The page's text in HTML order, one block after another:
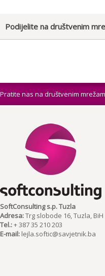
Podijelite na društvenim
Pratite nas na društvenim
SoftConsulting s.p. Tuzla
Adresa:Trg slobode 16, Tuzla, BiH
Tel.:+ 387 35 210 203
E-mail: lejla.softic@savjetnik.ba